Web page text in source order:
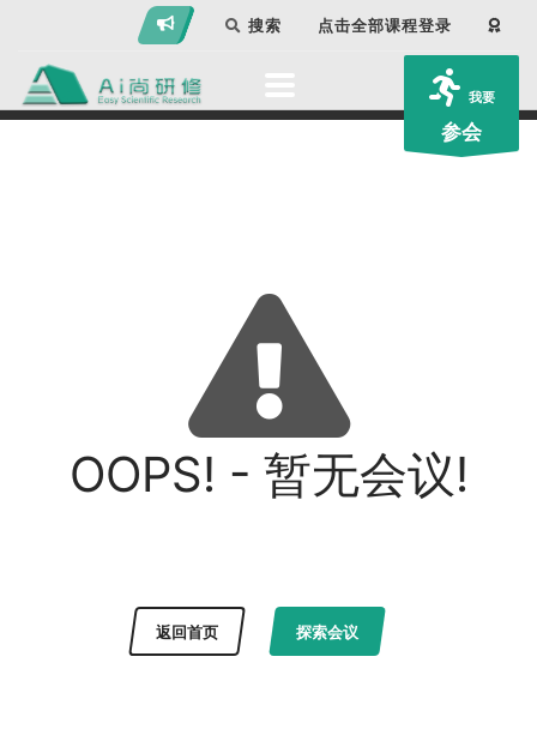
搜索 点击全部课程登录
我要
参会
OOPS! - 暂无会议!
返回首页 探索会议